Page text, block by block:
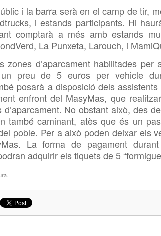
i la barra serà en el camp de tir,
i estands participants. Hi
comptarà a més amb estands
La Punxeta, Larouch, i
zones d’aparcament habilitades
un preu de 5 euros per vehicle
posarà a disposició dels
enfront del MasyMas, que
d’aparcament. No obstant això, des
també caminant, atès que és un
poble. Per a això poden deixar els
La forma de pagament
adquirir els tiquets de 5